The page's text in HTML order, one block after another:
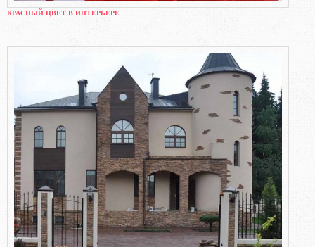
КРАСНЫЙ ЦВЕТ В ИНТЕРЬЕРЕ